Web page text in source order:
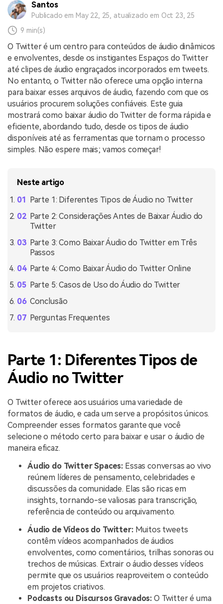
Santos
Publicado em May 22, 25, atualizado em Oct 23, 25
9 min(s)
O Twitter é um centro para conteúdos de áudio dinâmicos
e envolventes, desde os instigantes Espaços do Twitter
até clipes de áudio engraçados incorporados em tweets.
No entanto, o Twitter não oferece uma opção interna
para baixar esses arquivos de áudio, fazendo com que os
usuários procurem soluções confiáveis. Este guia
mostrará como baixar áudio do Twitter de forma rápida e
eficiente, abordando tudo, desde os tipos de áudio
disponíveis até as ferramentas que tornam o processo
simples. Não espere mais; vamos começar!
Neste artigo
Parte 1: Diferentes Tipos de Áudio no Twitter
Parte 2: Considerações Antes de Baixar Áudio do
Twitter
Parte 3: Como Baixar Áudio do Twitter em Três
Passos
Parte 4: Como Baixar Áudio do Twitter Online
Parte 5: Casos de Uso do Áudio do Twitter
Conclusão
Perguntas Frequentes
Parte 1: Diferentes Tipos de
Áudio no Twitter
O Twitter oferece aos usuários uma variedade de
formatos de áudio, e cada um serve a propósitos únicos.
Compreender esses formatos garante que você
selecione o método certo para baixar e usar o áudio de
maneira eficaz.
Áudio do Twitter Spaces: Essas conversas ao vivo
reúnem líderes de pensamento, celebridades e
discussões da comunidade. Elas são ricas em
insights, tornando-se valiosas para transcrição,
referência de conteúdo ou arquivamento.
Áudio de Vídeos do Twitter: Muitos tweets
contêm vídeos acompanhados de áudios
envolventes, como comentários, trilhas sonoras ou
trechos de músicas. Extrair o áudio desses vídeos
permite que os usuários reaproveitem o conteúdo
em projetos criativos.
Podcasts ou Discursos Gravados: O Twitter é uma